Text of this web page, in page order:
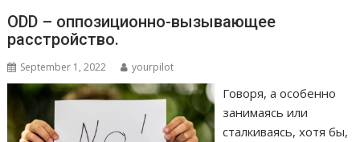
ODD – оппозиционно-вызывающее
расстройство.
September 1, 2022 yourpilot
Говоря, а особенно
занимаясь или
сталкиваясь, хотя бы,